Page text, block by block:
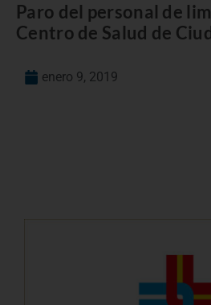
Paro del personal de
Centro de Salud de
enero 9, 2019